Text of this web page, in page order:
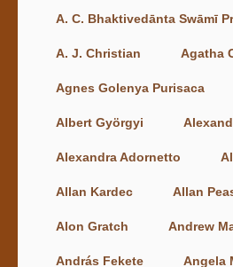
A. C. Bhaktivedānta Swāmī
A. J. Christian Agatha
Agnes Golenya Purisaca
Albert Györgyi
Alexandra Adornetto
Allan Kardec Allan
Alon Gratch Andrew
András Fekete Angela